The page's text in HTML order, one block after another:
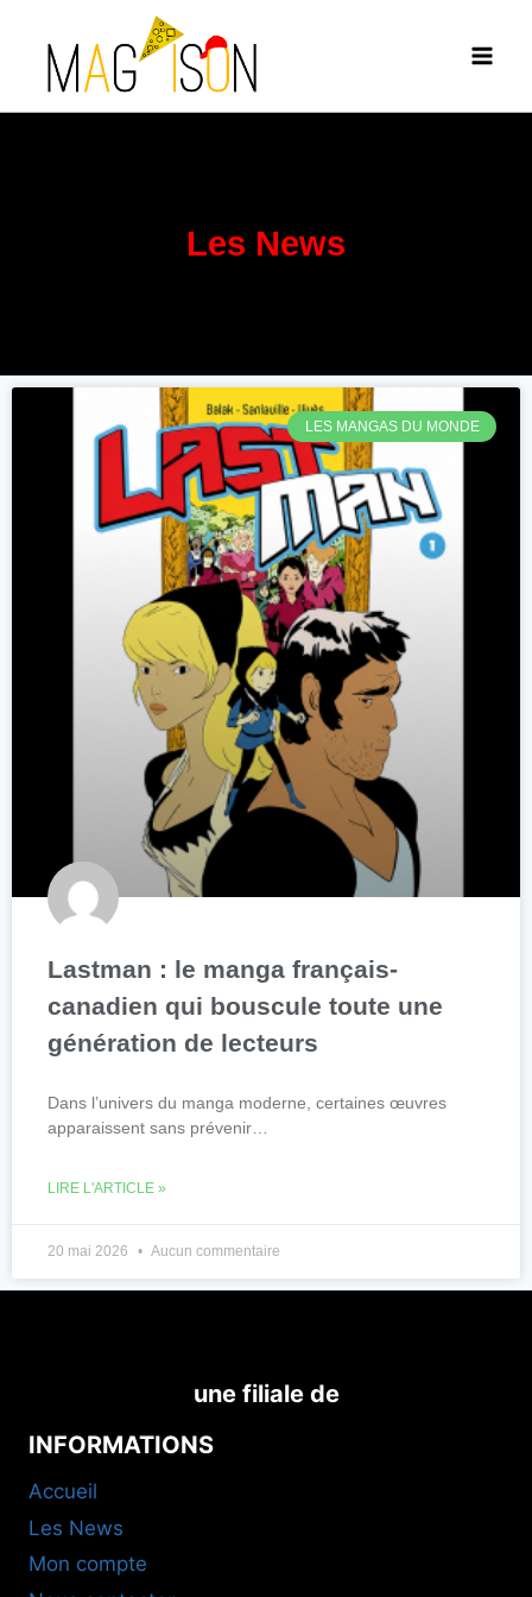
Les News
LES MANGAS DU MONDE
Lastman : le manga français-
canadien qui bouscule toute une
génération de lecteurs
Dans l’univers du manga moderne, certaines œuvres
apparaissent sans prévenir…
LIRE L'ARTICLE »
20 mai 2026 Aucun commentaire
une filiale de
INFORMATIONS
Accueil
Les News
Mon compte